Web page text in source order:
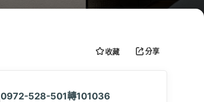
收藏 分享
0972-528-501轉101036